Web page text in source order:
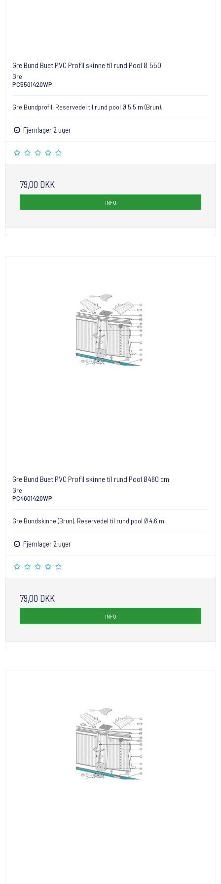
Gre Bund Buet PVC Profil skinne til rund Pool Ø 550
Gre
PC5501420WP
Gre Bundprofil. Reservedel til rund pool Ø 5,5 m (Brun).
Fjernlager 2 uger
79,00 DKK
INFO
Gre Bund Buet PVC Profil skinne til rund Pool Ø460 cm
Gre
PC4601420WP
Gre Bundskinne (Brun). Reservedel til rund pool Ø 4,6 m.
Fjernlager 2 uger
79,00 DKK
INFO